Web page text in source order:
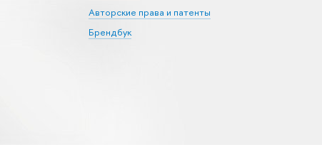
Авторские права и патенты
Брендбук